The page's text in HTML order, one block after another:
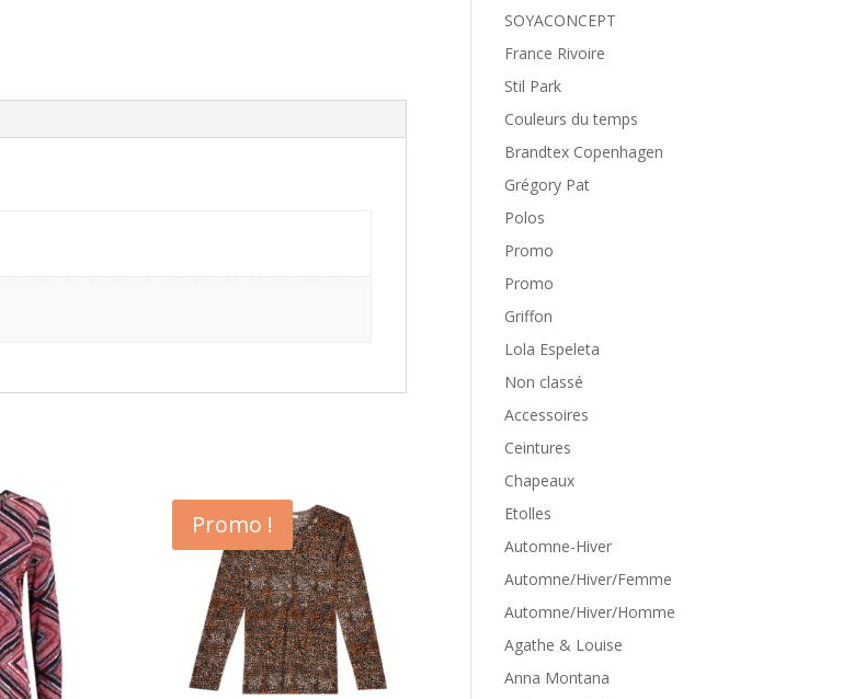
Promo !
SOYACONCEPT
France Rivoire
Stil Park
Couleurs du temps
Brandtex Copenhagen
Grégory Pat
Polos
Promo
Promo
Griffon
Lola Espeleta
Non classé
Accessoires
Ceintures
Chapeaux
Etolles
Automne-Hiver
Automne/Hiver/Femme
Automne/Hiver/Homme
Agathe & Louise
Anna Montana